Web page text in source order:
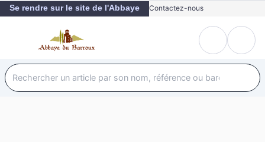
Se rendre sur le site de l'Abbaye Contactez-nous